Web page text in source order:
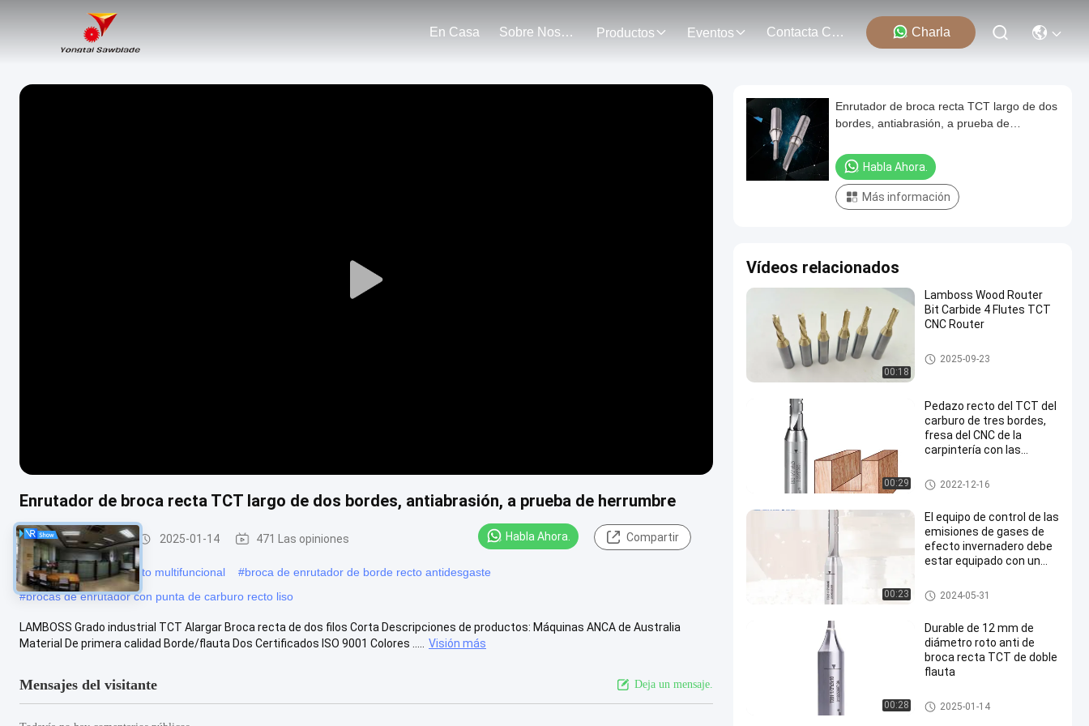
En Casa Sobre Nosotros Productos Eventos Contacta Con Nosotros Charla
Play
Enrutador de broca recta TCT largo de dos bordes, antiabrasión, a prueba de herrumbre
Broca recta TCT 2025-01-14 471 Las opiniones Habla Ahora. Compartir
#Enrutador de corte recto multifuncional #broca de enrutador de borde recto antidesgaste
#brocas de enrutador con punta de carburo recto liso
LAMBOSS Grado industrial TCT Alargar Broca recta de dos filos Corta Descripciones de productos: Máquinas ANCA de Australia
Material De primera calidad Borde/flauta Dos Certificados ISO 9001 Colores .....
Visión más
Mensajes del visitante Deja un mensaje.
Enrutador de broca recta TCT largo de dos
bordes, antiabrasión, a prueba de
Habla Ahora.
Más información
Vídeos relacionados
00:18
Lamboss Wood Router
Bit Carbide 4 Flutes TCT
CNC Router
Broca recta TCT
2025-09-23
00:29
Pedazo recto del TCT del
carburo de tres bordes,
fresa del CNC de la
carpintería con las
Broca recta TCT
2022-12-16
00:23
El equipo de control de las
emisiones de gases de
efecto invernadero debe
estar equipado con un
emisiones de gases de
efecto invernadero.
Broca recta TCT
2024-05-31
00:28
Durable de 12 mm de
diámetro roto anti de
broca recta TCT de doble
flauta
Broca recta TCT
2025-01-14